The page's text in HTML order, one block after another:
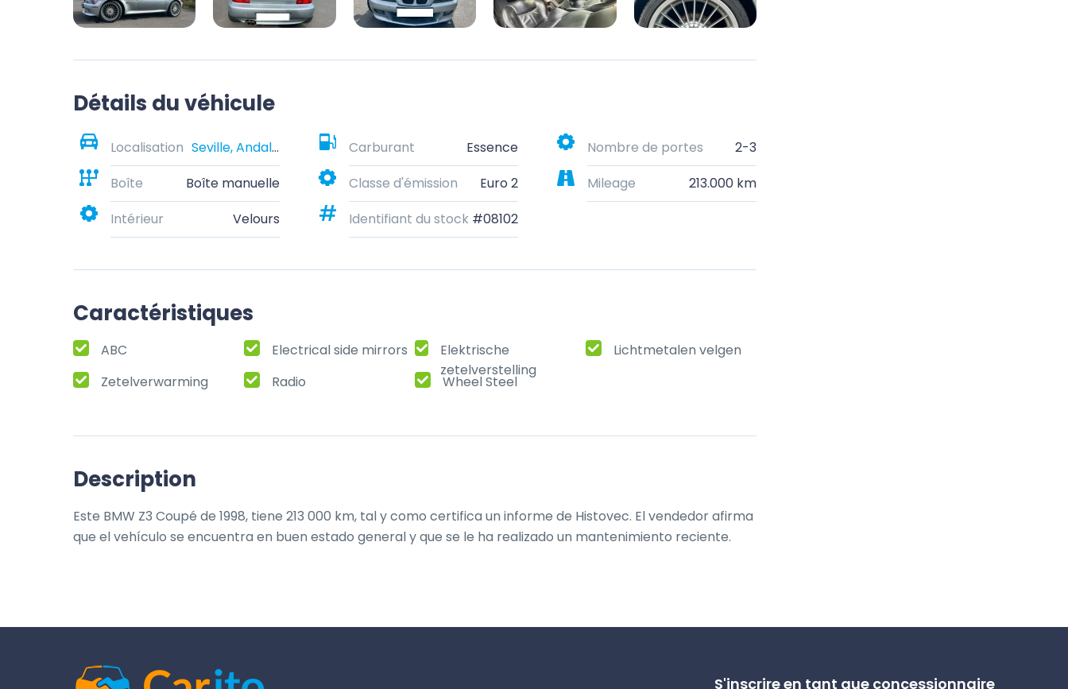
Détails du véhicule
Localisation Seville, Andalusia, Spain Carburant Essence Nombre de portes
2-3
Boîte
Boîte manuelle Classe d'émission Euro 2 Mileage
213.000 km
Intérieur
Velours Identifiant du stock #08102
Caractéristiques
ABC Electrical side mirrors
Elektrische
zetelverstelling
Lichtmetalen velgen
Zetelverwarming
Radio Wheel Steel
Description
Este BMW Z3 Coupé de 1998, tiene 213 000 km, tal y como certifica un informe de Histovec. El vendedor afirma
que el vehículo se encuentra en buen estado general y que se le ha realizado un mantenimiento reciente.
S'inscrire en tant que concessionnaire